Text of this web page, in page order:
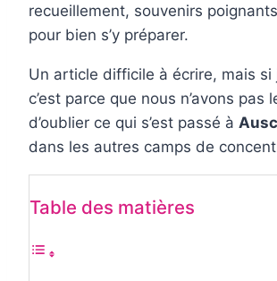
recueillement, souvenirs
pour bien s’y préparer.
Un article difficile à écrire, mais si
c’est parce que nous n’avons pas
d’oublier ce qui s’est passé à
dans les autres camps de
Table des matières